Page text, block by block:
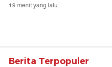
19 menit yang lalu
Berita Terpopuler